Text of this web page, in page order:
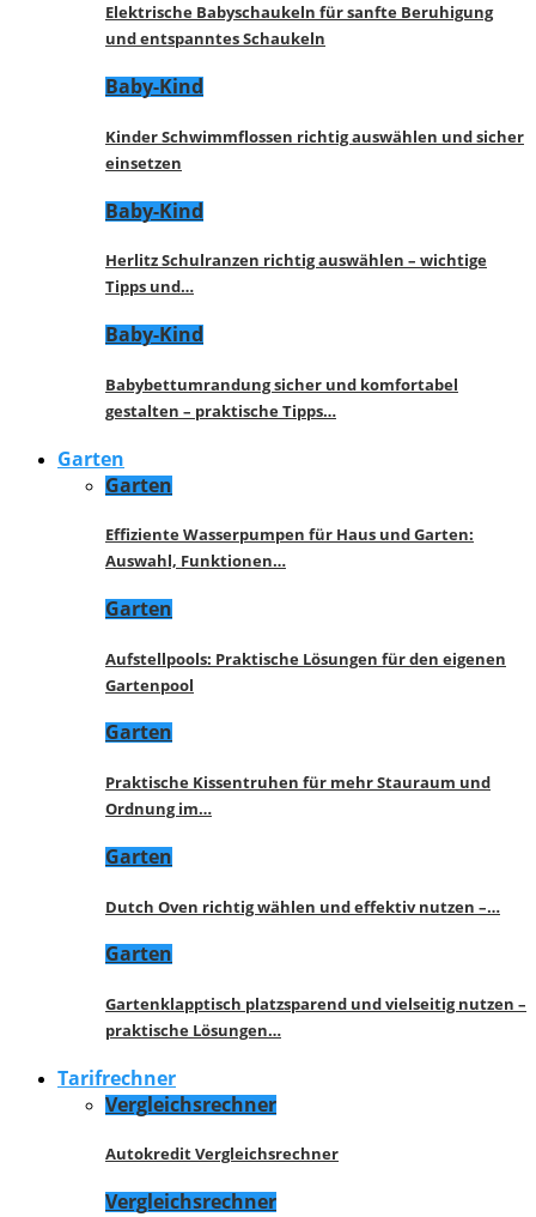
Elektrische Babyschaukeln für sanfte Beruhigung
und entspanntes Schaukeln
Baby-Kind
Kinder Schwimmflossen richtig auswählen und sicher
einsetzen
Baby-Kind
Herlitz Schulranzen richtig auswählen – wichtige
Tipps und…
Baby-Kind
Babybettumrandung sicher und komfortabel
gestalten – praktische Tipps…
Garten
Garten
Effiziente Wasserpumpen für Haus und Garten:
Auswahl, Funktionen…
Garten
Aufstellpools: Praktische Lösungen für den eigenen
Gartenpool
Garten
Praktische Kissentruhen für mehr Stauraum und
Ordnung im…
Garten
Dutch Oven richtig wählen und effektiv nutzen –…
Garten
Gartenklapptisch platzsparend und vielseitig nutzen –
praktische Lösungen…
Tarifrechner
Vergleichsrechner
Autokredit Vergleichsrechner
Vergleichsrechner